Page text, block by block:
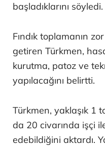
başladıklarını söyledi.
Fındık toplamanın
getiren Türkmen,
kurutma, patoz ve
yapılacağını belirtti.
Türkmen, yaklaşık 1
da 20 civarında işçi
edebildiğini aktardı.